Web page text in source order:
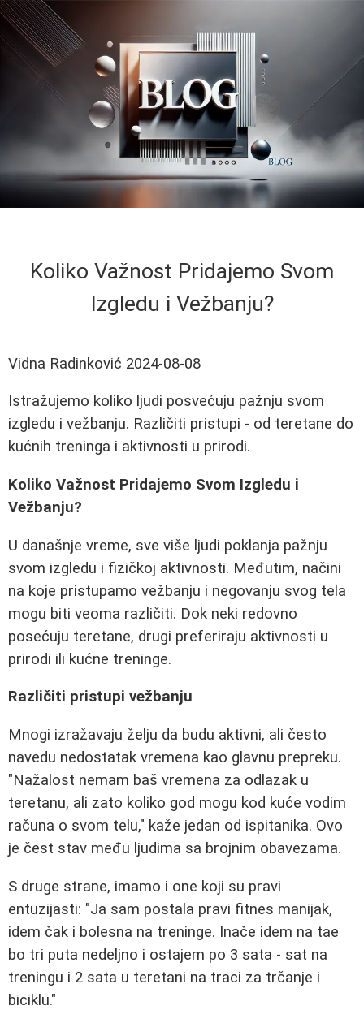
Koliko Važnost Pridajemo Svom
Izgledu i Vežbanju?
Vidna Radinković 2024-08-08
Istražujemo koliko ljudi posvećuju pažnju svom
izgledu i vežbanju. Različiti pristupi - od teretane do
kućnih treninga i aktivnosti u prirodi.
Koliko Važnost Pridajemo Svom Izgledu i
Vežbanju?
U današnje vreme, sve više ljudi poklanja pažnju
svom izgledu i fizičkoj aktivnosti. Međutim, načini
na koje pristupamo vežbanju i negovanju svog tela
mogu biti veoma različiti. Dok neki redovno
posećuju teretane, drugi preferiraju aktivnosti u
prirodi ili kućne treninge.
Različiti pristupi vežbanju
Mnogi izražavaju želju da budu aktivni, ali često
navedu nedostatak vremena kao glavnu prepreku.
"Nažalost nemam baš vremena za odlazak u
teretanu, ali zato koliko god mogu kod kuće vodim
računa o svom telu," kaže jedan od ispitanika. Ovo
je čest stav među ljudima sa brojnim obavezama.
S druge strane, imamo i one koji su pravi
entuzijasti: "Ja sam postala pravi fitnes manijak,
idem čak i bolesna na treninge. Inače idem na tae
bo tri puta nedeljno i ostajem po 3 sata - sat na
treningu i 2 sata u teretani na traci za trčanje i
biciklu."